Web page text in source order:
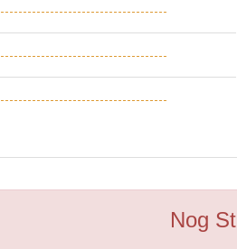
-------------------------------------
-------------------------------------
-------------------------------------
Nog